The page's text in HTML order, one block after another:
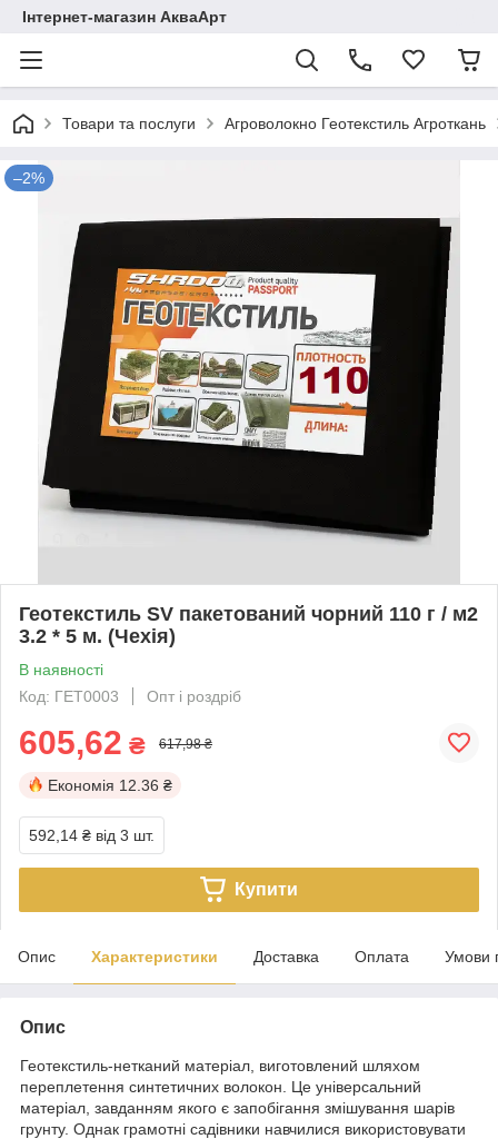
Інтернет-магазин АкваАрт
Товари та послуги Агроволокно Геотекстиль Агроткань
–2%
Геотекстиль SV пакетований чорний 110 г / м2
3.2 * 5 м. (Чехія)
В наявності
Код: ГЕТ0003
Опт і роздріб
605,62 ₴ 617,98 ₴
Економія 12.36 ₴
592,14 ₴ від 3 шт.
Купити
Опис Характеристики Доставка Оплата Умови
Опис
Геотекстиль-нетканий матеріал, виготовлений шляхом
переплетення синтетичних волокон. Це універсальний
матеріал, завданням якого є запобігання змішування шарів
грунту. Однак грамотні садівники навчилися використовувати